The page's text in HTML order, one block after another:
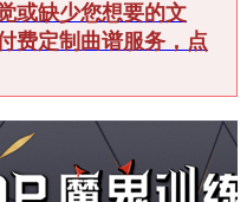
或缺少您想要的文
费定制曲谱服务，点